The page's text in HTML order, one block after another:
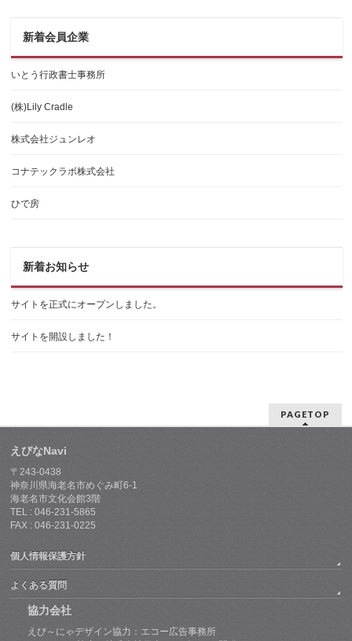
新着会員企業
いとう行政書士事務所
(株)Lily Cradle
株式会社ジュンレオ
コナテックラボ株式会社
ひで房
新着お知らせ
サイトを正式にオープンしました。
サイトを開設しました！
PAGETOP
えびなNavi
〒243-0438
神奈川県海老名市めぐみ町6-1
海老名市文化会館3階
TEL : 046-231-5865
FAX : 046-231-0225
個人情報保護方針
よくある質問
協力会社
えび～にゃデザイン協力：エコー広告事務所